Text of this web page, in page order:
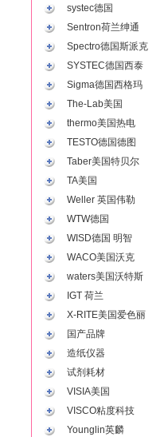
systec德国
Sentron荷兰绅通
Spectro德国斯派克
SYSTEC德国西泰
Sigma德国西格玛
The-Lab美国
thermo美国热电
TESTO德国德图
Taber美国特贝尔
TA美国
Weller 英国伟勒
WTW德国
WISD德国 明智
WACO美国沃克
waters美国沃特斯
IGT 荷兰
X-RITE美国爱色丽
国产品牌
造纸仪器
试剂耗材
VISIA美国
VISCO粘度科技
Younglin英麟